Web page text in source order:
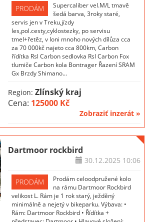
PRODÁM
Supercaliber vel.M/L tmavě
šedá barva, 3roky staré,
servis jen v Treku,jízdy
les,pol.cesty,cyklostezky, po servisu
tmel+řetěz, v loni mnoho nových dílůza cca
za 70 000kč najeto cca 800km, Carbon
řídítka Rsl Carbon sedlovka Rsl Carbon Fox
tlumiče Carbon kola Bontrager Řazení SRAM
Gx Brzdy Shimano...
Region:Zlínský kraj
Cena: 125000 Kč
Zobraziť inzerát »
Dartmoor rockbird
30.12.2025 10:06
PRODÁM
Prodám celoodpružené kolo
na rámu Dartmoor Rockbird
velikost L. Rám je 1 rok starý, ježděný
minimálně a nejetý v bikeparku. Výbava: •
Rám: Dartmoor Rockbird • Řídítka +